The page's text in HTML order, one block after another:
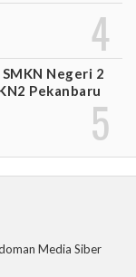
Negeri 2
Pekanbaru
Media Siber